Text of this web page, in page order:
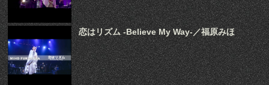
恋はリズム -Believe My Way-／福原みほ